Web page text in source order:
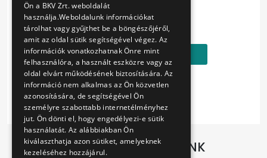
Ár:
1990 Ft
Kosárba
TOVÁBBI AJÁNLATAINK
Ön a BKV Zrt. weboldalát
használja.Weboldalunk információkat
tárolhat vagy gyűjthet be a böngészőjéről,
amit az oldal sütik segítségével végez. Az
információk vonatkozhatnak Önre mint
felhasználóra, a használt eszközre vagy az
oldal elvárt működésének biztosítására. Az
információ nem alkalmas az Ön közvetlen
azonosítására, de segítségével Ön
személyre szabottabb internetélményhez
jut. Ön dönti el, hogy engedélyezi-e sütik
használatát. Az alábbiakban Ön
kiválaszthatja azon sütiket, amelyeknek
kezeléséhez hozzájárul.